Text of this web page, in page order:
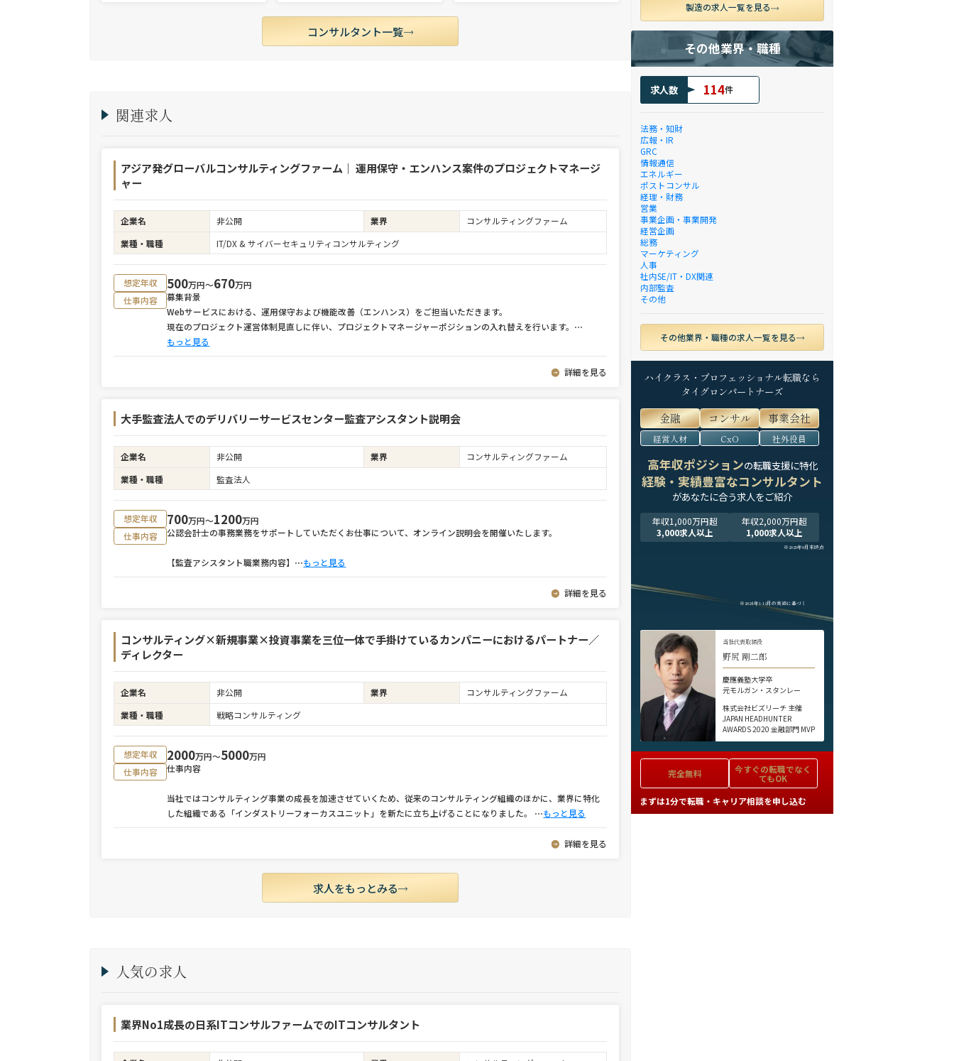
コンサルタント一覧
関連求人
アジア発グローバルコンサルティングファーム｜ 運用保守・エンハンス案件のプロジェクトマネージ
ャー
企業名 非公開 業界
コンサルティングファーム
業種・職種
IT/DX & サイバーセキュリティコンサルティング
想定年収 500万円〜670万円
仕事内容
募集背景
Webサービスにおける、運用保守および機能改善（エンハンス）をご担当いただきます。
現在のプロジェクト運営体制見直しに伴い、プロジェクトマネージャーポジションの入れ替えを行います。 ⋯
もっと見る
詳細を見る
大手監査法人でのデリバリーサービスセンター監査アシスタント説明会
企業名 非公開 業界
コンサルティングファーム
業種・職種
監査法人
想定年収 700万円〜1200万円
仕事内容
公認会計士の事務業務をサポートしていただくお仕事について、オンライン説明会を開催いたします。
【監査アシスタント職業務内容】 ⋯もっと見る
詳細を見る
コンサルティング×新規事業×投資事業を三位一体で手掛けているカンパニーにおけるパートナー／
ディレクター
企業名 非公開 業界
コンサルティングファーム
業種・職種
戦略コンサルティング
想定年収 2000万円〜5000万円
仕事内容
仕事内容
当社ではコンサルティング事業の成長を加速させていくため、従来のコンサルティング組織のほかに、業界に特化
した組織である「インダストリーフォーカスユニット」を新たに立ち上げることになりました。 ⋯もっと見る
詳細を見る
求人をもっとみる
人気の求人
業界No1成長の日系ITコンサルファームでのITコンサルタント
製造の求人一覧を見る
その他業界・職種
求人数 114件
法務・知財
広報・IR
GRC
情報通信
エネルギー
ポストコンサル
経理・財務
営業
事業企画・事業開発
経営企画
総務
マーケティング
人事
社内SE/IT・DX関連
内部監査
その他
その他業界・職種の求人一覧を見る
ハイクラス・プロフェッショナル転職なら
タイグロンパートナーズ
金融 コンサル 事業会社
経営人材 CxO 社外役員
高年収ポジションの転職支援に特化
経験・実績豊富なコンサルタント
があなたに合う求人をご紹介
年収1,000万円超
3,000求人以上
年収2,000万円超
1,000求人以上
※2025年9月末時点
※2024年1-12月の実績に基づく
当社代表取締役
野尻 剛二郎
慶應義塾大学卒
元モルガン・スタンレー
株式会社ビズリーチ 主催
JAPAN HEADHUNTER
AWARDS 2020 金融部門 MVP
完全無料 今すぐの転職でなく
てもOK
まずは1分で転職・キャリア相談を申し込む